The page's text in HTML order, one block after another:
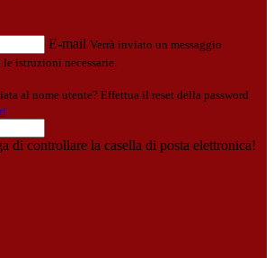
E-mail Verrà inviato un messaggio
istruzioni necessarie.
al nome utente? Effettua il reset della password
di controllare la casella di posta elettronica!